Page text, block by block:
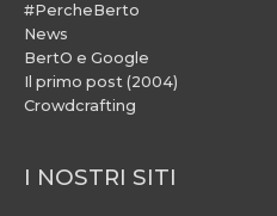
#PercheBerto
News
BertO e Google
Il primo post (2004)
Crowdcrafting
I NOSTRI SITI